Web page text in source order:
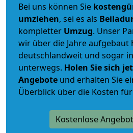
Bei uns können Sie
umziehen, sei es als
kompletter Umzug. Unser
wir über die Jahre aufgebaut
deutschlandweit und sogar
unterwegs. Holen Sie sich
Angebote und erhalten Sie
Überblick über die Kosten
Kostenlose